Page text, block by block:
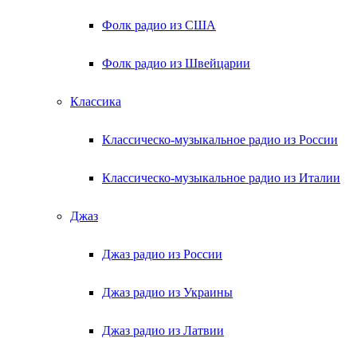
Фолк радио из США
Фолк радио из Швейцарии
Классика
Классическо-музыкальное радио из России
Классическо-музыкальное радио из Италии
Джаз
Джаз радио из России
Джаз радио из Украины
Джаз радио из Латвии